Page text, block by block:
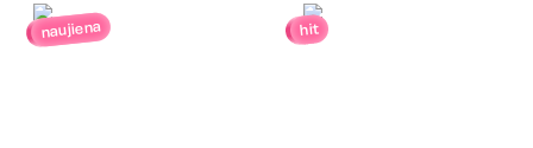
naujiena hit